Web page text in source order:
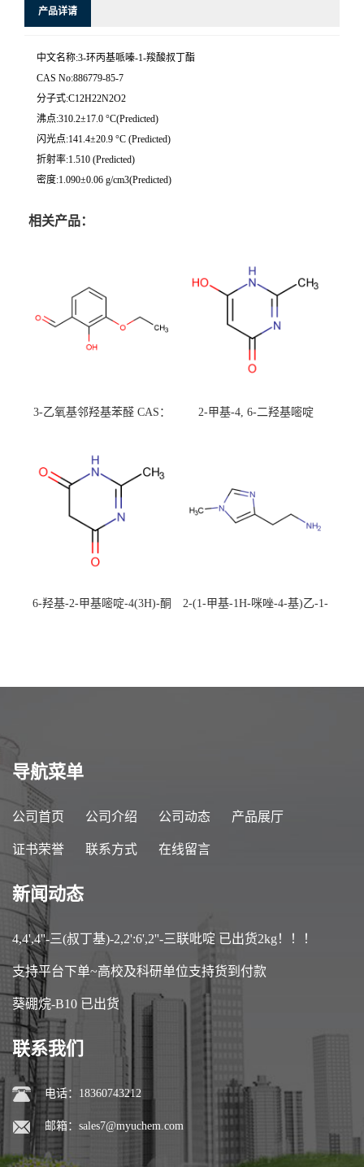
产品详请
中文名称:3-环丙基哌嗪-1-羧酸叔丁酯
CAS No:886779-85-7
分子式:C12H22N2O2
沸点:310.2±17.0 °C(Predicted)
闪光点:141.4±20.9 °C (Predicted)
折射率:1.510 (Predicted)
密度:1.090±0.06 g/cm3(Predicted)
相关产品：
3-乙氧基邻羟基苯醛 CAS：
校可先用后付
2-甲基-4, 6-二羟基嘧啶
6-羟基-2-甲基嘧啶-4(3H)-酮
2-(1-甲基-1H-咪唑-4-基)乙-1-
导航菜单
公司首页 公司介绍 公司动态 产品展厅
证书荣誉 联系方式 在线留言
新闻动态
4,4',4''-三(叔丁基)-2,2':6',2''-三联吡啶 已出货2kg！！！
支持平台下单~高校及科研单位支持货到付款
葵硼烷-B10 已出货
联系我们
电话：18360743212
邮箱： sales7@myuchem.com